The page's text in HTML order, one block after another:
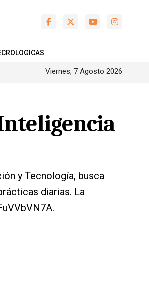
Viernes, 7 Agosto 2026
y Tecnología, busca
diarias. La